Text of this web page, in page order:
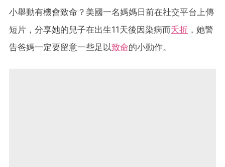
小舉動有機會致命？美國一名媽媽日前在社交平台上傳
短片，分享她的兒子在出生11天後因染病而夭折 ，她警
告爸媽一定要留意一些足以致命的小動作。